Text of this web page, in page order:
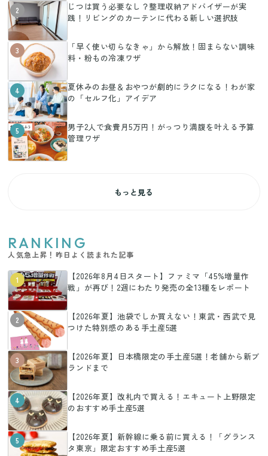
2
じつは買う必要なし？整理収納アドバイザーが実
践！リビングのカーテンに代わる新しい選択肢
3
「早く使い切らなきゃ」から解放！固まらない調味
料・粉もの冷凍ワザ
4
夏休みのお昼＆おやつが劇的にラクになる！わが家
の「セルフ化」アイデア
5
男子2人で食費月5万円！がっつり満腹を叶える予算
管理ワザ
もっと見る
RANKING
人気急上昇！昨日よく読まれた記事
1
【2026年8月4日スタート】ファミマ「45%増量作
戦」が再び！2週にわたり発売の全13種をレポート
2
【2026年夏】池袋でしか買えない！東武・西武で見
つけた特別感のある手土産5選
3
【2026年夏】日本橋限定の手土産5選！老舗から新ブ
ランドまで
4
【2026年夏】改札内で買える！エキュート上野限定
のおすすめ手土産5選
5
【2026年夏】新幹線に乗る前に買える！「グランス
タ東京」限定おすすめ手土産5選